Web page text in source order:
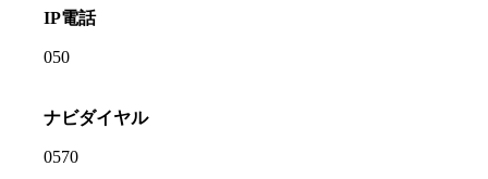
IP電話
050
ナビダイヤル
0570